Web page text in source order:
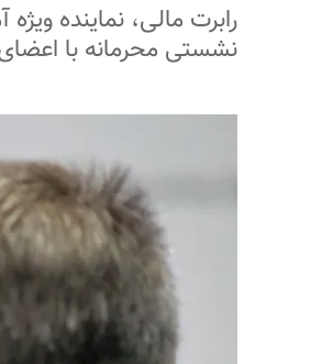
رابرت مالی، نماینده
نشستی محرمانه با